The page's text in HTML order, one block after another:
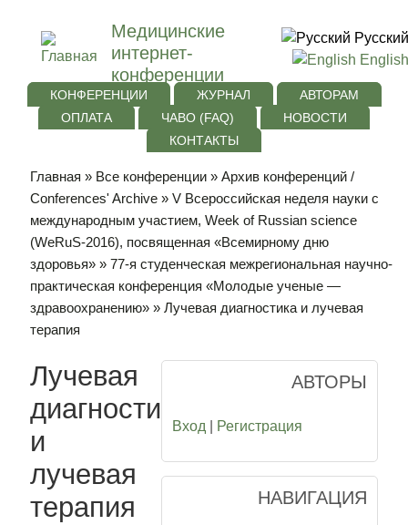
Медицинские
интернет-
конференции
Русский
English
КОНФЕРЕНЦИИ ЖУРНАЛ
АВТОРАМ
ОПЛАТА
ЧАВО (FAQ)
НОВОСТИ
КОНТАКТЫ
Главная » Все конференции »Архив конференций /
Conferences' Archive »V Всероссийская неделя науки с
международным участием, Week of Russian science
(WeRuS-2016), посвященная «Всемирному дню
здоровья» »77-я студенческая межрегиональная научно-
практическая конференция «Молодые ученые —
здравоохранению» » Лучевая диагностика и лучевая
терапия
Лучевая
диагностика
и
лучевая
терапия
АВТОРЫ
Вход Регистрация
НАВИГАЦИЯ